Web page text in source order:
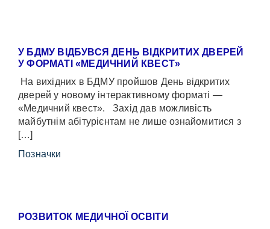
У БДМУ ВІДБУВСЯ ДЕНЬ ВІДКРИТИХ ДВЕРЕЙ
У ФОРМАТІ «МЕДИЧНИЙ КВЕСТ»
На вихідних в БДМУ пройшов День відкритих
дверей у новому інтерактивному форматі —
«Медичний квест». Захід дав можливість
майбутнім абітурієнтам не лише ознайомитися з
[…]
Позначки
РОЗВИТОК МЕДИЧНОЇ ОСВІТИ